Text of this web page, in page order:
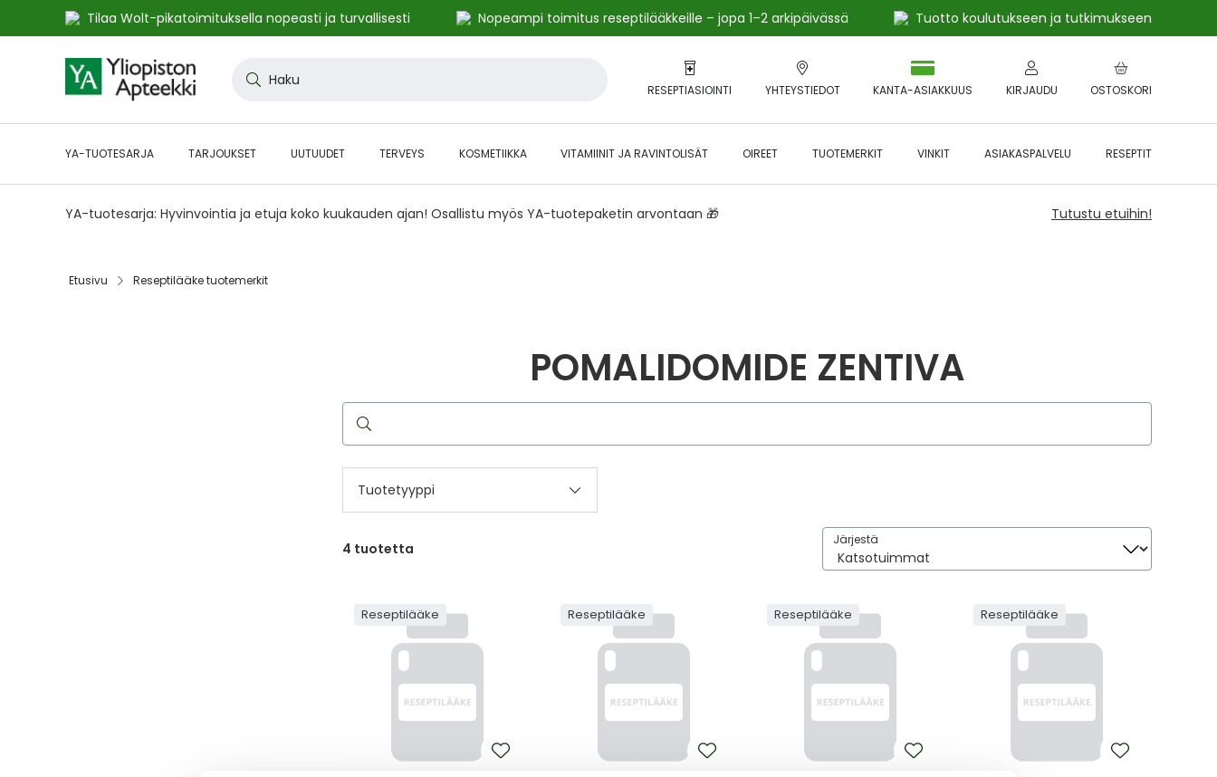
Tilaa Wolt-pikatoimituksella nopeasti ja turvallisesti Nopeampi toimitus reseptilääkkeille – jopa 1–2 arkipäivässä
Tuotto koulutukseen ja tutkimukseen
to
Content
RESEPTIASIOINTI YHTEYSTIEDOT OSTOSKORI
KANTA-ASIAKKUUS KIRJAUDU
YA-TUOTESARJA TARJOUKSET UUTUUDET TERVEYS KOSMETIIKKA VITAMIINIT JA RAVINTOLISÄT OIREET TUOTEMERKIT VINKIT ASIAKASPALVELU RESEPTIT
YA-tuotesarja: Hyvinvointia ja etuja koko kuukauden ajan! Osallistu myös YA-tuotepaketin arvontaan 🎁 Tutustu etuihin!
Etusivu Reseptilääke tuotemerkit
POMALIDOMIDE ZENTIVA
Hae
reseptilääkettä
Tuotetyyppi
4 tuotetta
Järjestä
Järjestä
Reseptilääke Reseptilääke Reseptilääke Reseptilääke